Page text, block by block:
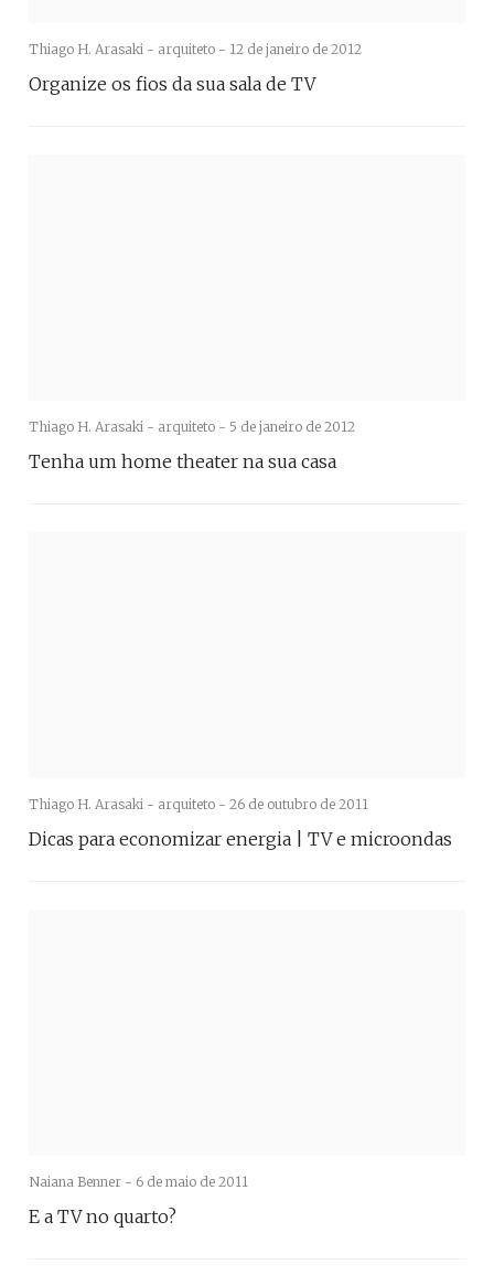
Thiago H. Arasaki - arquiteto - 12 de janeiro de 2012
Organize os fios da sua sala de TV
Thiago H. Arasaki - arquiteto - 5 de janeiro de 2012
Tenha um home theater na sua casa
Thiago H. Arasaki - arquiteto - 26 de outubro de 2011
Dicas para economizar energia | TV e microondas
Naiana Benner - 6 de maio de 2011
E a TV no quarto?